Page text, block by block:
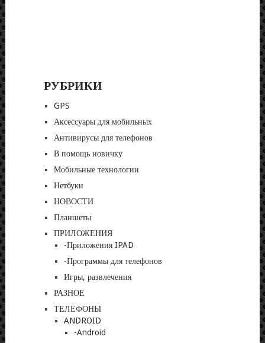
РУБРИКИ
GPS
Аксессуары для мобильных
Антивирусы для телефонов
В помощь новичку
Мобильные технологии
Нетбуки
НОВОСТИ
Планшеты
ПРИЛОЖЕНИЯ
-Приложения IPAD
-Программы для телефонов
Игры, развлечения
РАЗНОЕ
ТЕЛЕФОНЫ
ANDROID
-Android